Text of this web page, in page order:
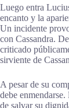
Luego entra
encanto y la
Un incidente
con Cassandra.
criticado
sirviente de
A pesar de su
debe
de salvar su